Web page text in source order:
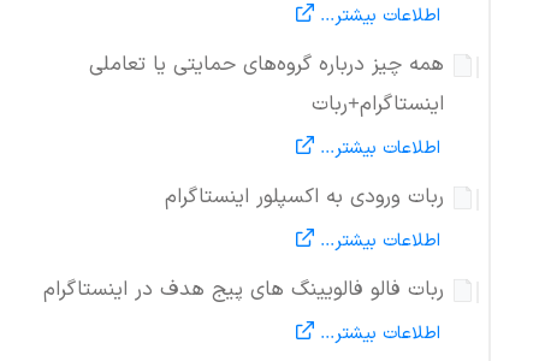
اطلاعات بیشتر...
همه چیز درباره گروه‌های حمایتی یا تعاملی
اینستاگرام+ربات
اطلاعات بیشتر...
ربات ورودی به اکسپلور اینستاگرام
اطلاعات بیشتر...
ربات فالو فالویینگ های پیج هدف در اینستاگرام
اطلاعات بیشتر...